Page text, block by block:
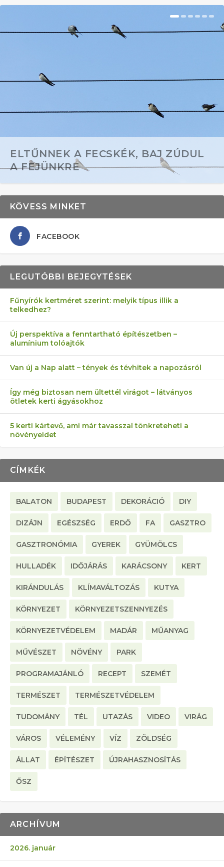
ELTŰNNEK A FECSKÉK, BAJ ZÚDUL
A FEJÜNKRE
AZ ÖNELLÁTÁS 13 PONTJA
KEZDŐKNEK
6 LEGJOBB NÖVÉNY SZOMSZÉD
ELLEN
MÁRPEDIG A TŰZIJÁTÉK NEM MENŐ!
FÉLREÉRTETT KERTÉSZKEDÉS:
TÉRKŐ ÉS MURVA
AKI ELDOBÁLJA A CIGICSIKKEKET,
AZ EGY KÖ…
KÖVESS MINKET
FACEBOOK
LEGUTÓBBI BEJEGYTÉSEK
Fűnyírók kertméret szerint: melyik típus illik a
telkedhez?
Új perspektíva a fenntartható építészetben –
alumínium tolóajtók
Van új a Nap alatt – tények és tévhitek a napozásról
Így még biztosan nem ültettél virágot – látványos
ötletek kerti ágyásokhoz
5 kerti kártevő, ami már tavasszal tönkreteheti a
növényeidet
CÍMKÉK
BALATON BUDAPEST DEKORÁCIÓ DIY
DIZÁJN EGÉSZSÉG ERDŐ FA GASZTRO
GASZTRONÓMIA GYEREK GYÜMÖLCS
HULLADÉK IDŐJÁRÁS KARÁCSONY KERT
KIRÁNDULÁS KLÍMAVÁLTOZÁS KUTYA
KÖRNYEZET KÖRNYEZETSZENNYEZÉS
KÖRNYEZETVÉDELEM MADÁR MŰANYAG
MŰVÉSZET NÖVÉNY PARK
PROGRAMAJÁNLÓ RECEPT SZEMÉT
TERMÉSZET TERMÉSZETVÉDELEM
TUDOMÁNY TÉL UTAZÁS VIDEO VIRÁG
VÁROS VÉLEMÉNY VÍZ ZÖLDSÉG
ÁLLAT ÉPÍTÉSZET ÚJRAHASZNOSÍTÁS
ŐSZ
ARCHÍVUM
2026. január